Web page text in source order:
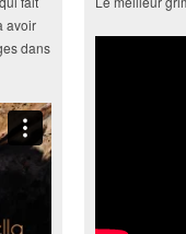
avoir
dans